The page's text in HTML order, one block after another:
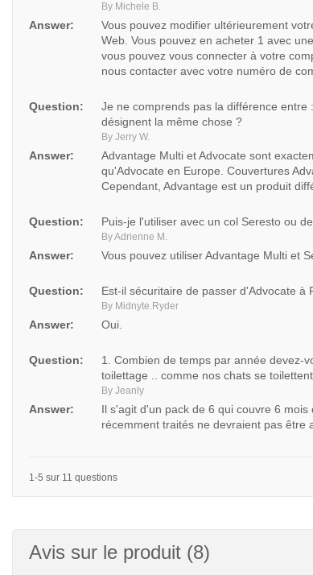
By Michele B.
Answer:
Vous pouvez modifier ultérieurement
Web. Vous pouvez en acheter 1 avec
vous pouvez vous connecter à votre
nous contacter avec votre numéro de
Question:
Je ne comprends pas la différence entre
désignent la même chose ?
By Jerry W.
Answer:
Advantage Multi et Advocate sont
qu'Advocate en Europe. Couvertures
Cependant, Advantage est un produit
Question: Puis-je l'utiliser avec un col Seresto ou
By Adrienne M.
Answer: Vous pouvez utiliser Advantage Multi et
Question: Est-il sécuritaire de passer d'Advocate à
By Midnyte.Ryder
Answer: Oui.
Question:
1. Combien de temps par année devez-
toilettage .. comme nos chats se toilettent.
By Jeanly
Answer:
Il s'agit d'un pack de 6 qui couvre 6
récemment traités ne devraient pas être
1-5 sur 11 questions
Avis sur le produit (8)